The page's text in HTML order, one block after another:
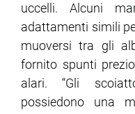
uccelli. Alcuni
adattamenti simili
muoversi tra gli
fornito spunti
alari. “Gli
possiedono una